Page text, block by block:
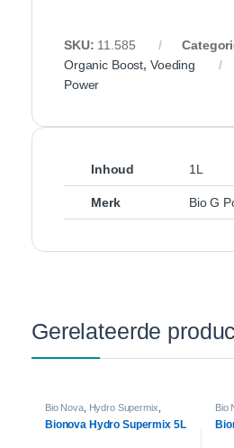
SKU: 11.585
Organic Boost, Voeding
Power
Inhoud 1L
Merk Bio G
Gerelateerde
Bio Nova, Hydro Supermix
Bionova Hydro Supermix 5L
Bio